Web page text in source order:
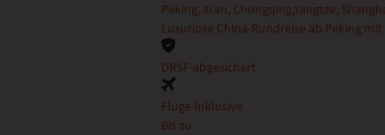
Peking, Xi’an, Chongqing,Yangtze,
Luxuriöse China-Rundreise ab Peking mit
DRSF-abgesichert
Flüge Inklusive
Bis zu